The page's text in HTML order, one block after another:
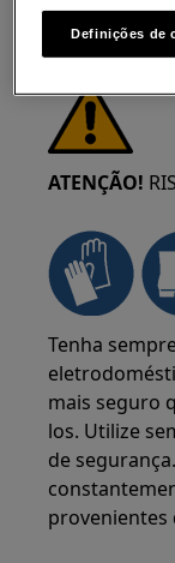
ATENÇÃO!
Tenha
mais seguro
los. Utilize
de
provenientes
Definições de